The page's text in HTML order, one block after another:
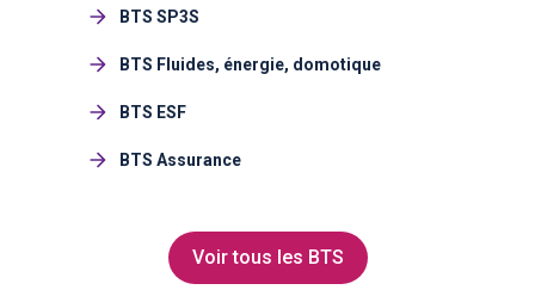
BTS SP3S
BTS Fluides, énergie, domotique
BTS ESF
BTS Assurance
Voir tous les BTS